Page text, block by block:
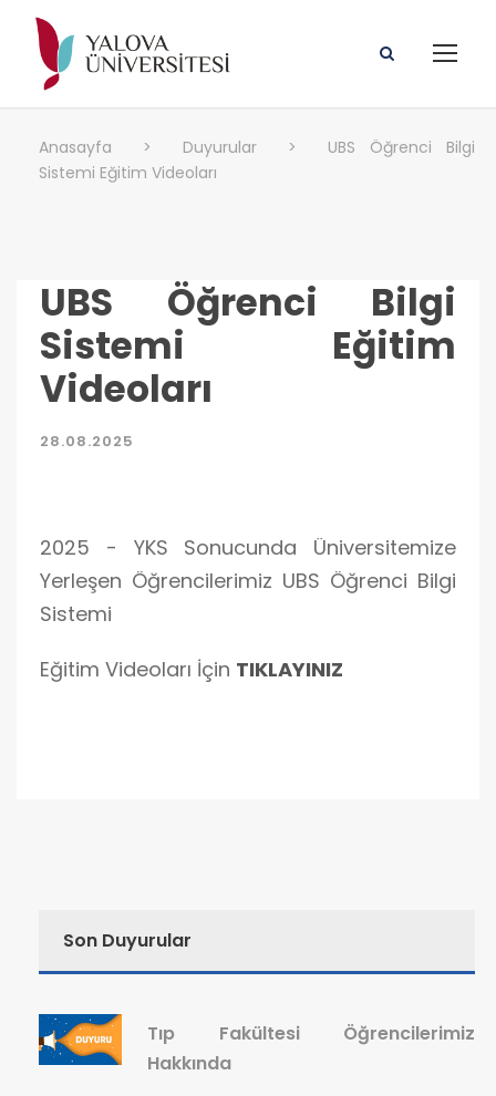
Anasayfa > Duyurular >
UBS Öğrenci Bilgi
Sistemi Eğitim Videoları
UBS Öğrenci Bilgi
Sistemi Eğitim
Videoları
28.08.2025
2025 - YKS Sonucunda Üniversitemize
Yerleşen Öğrencilerimiz UBS Öğrenci Bilgi
Sistemi
Eğitim Videoları İçin TIKLAYINIZ
Son Duyurular
Tıp Fakültesi Öğrencilerimiz
Hakkında